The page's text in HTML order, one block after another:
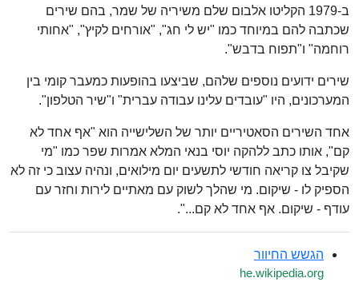
ב-1979 הקליטו אלבום שלם משיריה של שמר, בהם שירים
שכתבה להם במיוחד כמו "יש לי חג", "אורחים לקיץ", "אחותי
רוחמה" ו"תפוח בדבש".
שירים ידועים נוספים שלהם, שביצעו בהופעות כמעבר קומי בין
המערכונים, היו "עובדים עלינו עבודה עברית" ו"שיר הטלפון".
אחד השירים הסאטיריים יותר של השלישייה הוא "אף אחד לא
קם", אותו כתב ללהקה יוסי בנאי המלא אמרות שפר כמו "מי
שקיבל צו קריאה חודשי לתשעים יום מילואים, ונהיה עצוב כי זה לא
הספיק לו - שיקום. מי שהלך לשוק עם מאתיים לירות וחזר עם
עודף - שיקום. אף אחד לא קם...".
הגשש החיוור
he.wikipedia.org